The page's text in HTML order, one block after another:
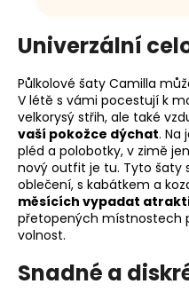
Univerzální
Půlkolové šaty Camilla
V létě s vámi pocestují k
velkorysý střih, ale také
vaší pokožce dýchat. Na
pléd a polobotky, v zimě
nový outfit je tu. Tyto šaty
oblečení, s kabátkem a
měsících vypadat
přetopených místnostech
volnost.
Snadné a